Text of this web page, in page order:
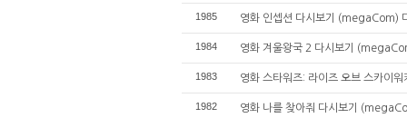
1985 영화 인셉션 다시보기 (megaCom)
1984 영화 겨울왕국 2 다시보기
1983 영화 스타워즈: 라이즈 오브 스카이
1982 영화 나를 찾아줘 다시보기